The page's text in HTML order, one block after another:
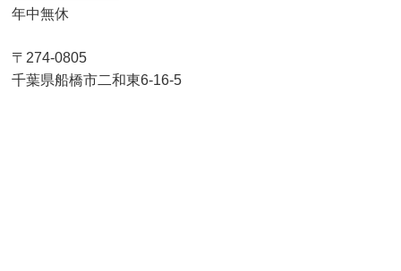
年中無休
〒274-0805
千葉県船橋市二和東6-16-5